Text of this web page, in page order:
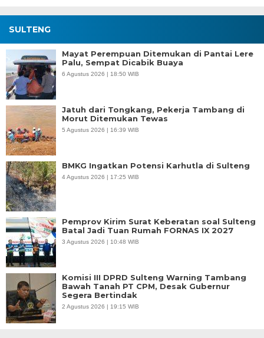
SULTENG
Mayat Perempuan Ditemukan di Pantai Lere
Palu, Sempat Dicabik Buaya
6 Agustus 2026 | 18:50 WIB
Jatuh dari Tongkang, Pekerja Tambang di
Morut Ditemukan Tewas
5 Agustus 2026 | 16:39 WIB
BMKG Ingatkan Potensi Karhutla di Sulteng
4 Agustus 2026 | 17:25 WIB
Pemprov Kirim Surat Keberatan soal Sulteng
Batal Jadi Tuan Rumah FORNAS IX 2027
3 Agustus 2026 | 10:48 WIB
Komisi III DPRD Sulteng Warning Tambang
Bawah Tanah PT CPM, Desak Gubernur
Segera Bertindak
2 Agustus 2026 | 19:15 WIB